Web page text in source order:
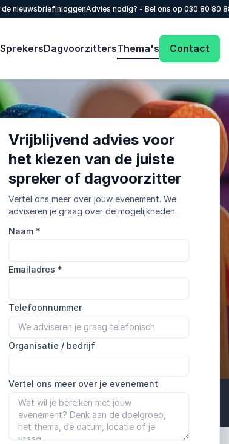
de nieuwsbriefInloggenAdvies nodig? - Bel ons op 030 80 80
SprekersDagvoorzittersThema's Contact
Vrijblijvend advies voor
het kiezen van de juiste
spreker of dagvoorzitter
Vertel ons meer over jouw evenement. We
adviseren je graag over de mogelijkheden.
Naam *
Emailadres *
Telefoonnummer
Organisatie / bedrijf
Vertel ons meer over je evenement